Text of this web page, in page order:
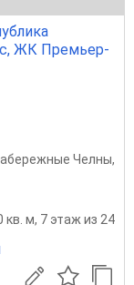
ЖК Премьер-
Челны,
кв. м, 7 этаж из 24